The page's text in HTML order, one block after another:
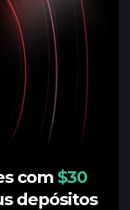
com $30
depósitos